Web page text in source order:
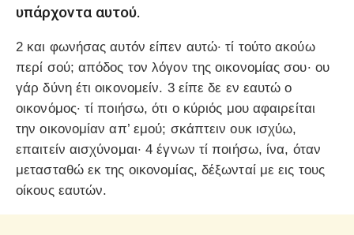
υπάρχοντα αυτού.
2 και φωνήσας αυτόν είπεν αυτώ· τί τούτο ακούω
περί σού; απόδος τον λόγον της οικονομίας σου· ου
γάρ δύνη έτι οικονομείν. 3 είπε δε εν εαυτώ ο
οικονόμος· τί ποιήσω, ότι ο κύριός μου αφαιρείται
την οικονομίαν απ’ εμού; σκάπτειν ουκ ισχύω,
επαιτείν αισχύνομαι· 4 έγνων τί ποιήσω, ίνα, όταν
μετασταθώ εκ της οικονομίας, δέξωνταί με εις τους
οίκους εαυτών.